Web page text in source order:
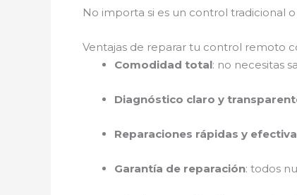
No importa si es un control tradicional
Ventajas de reparar tu control remoto
Comodidad total: no necesitas
Diagnóstico claro y
Reparaciones rápidas y
Garantía de reparación: todos